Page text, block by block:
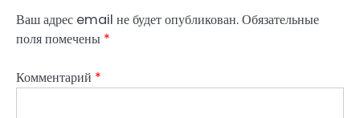
Ваш адрес email не будет опубликован.Обязательные
поля помечены *
Комментарий *